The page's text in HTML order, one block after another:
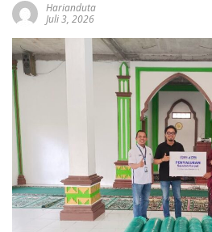
Harianduta
Juli 3, 2026